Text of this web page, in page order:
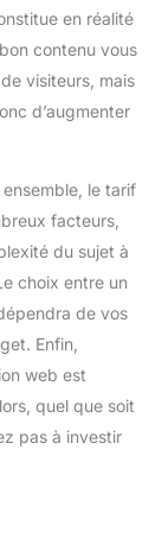
en réalité
contenu vous
visiteurs, mais
d’augmenter
le tarif
facteurs,
du sujet à
choix entre un
de vos
Enfin,
web est
quel que soit
pas à investir